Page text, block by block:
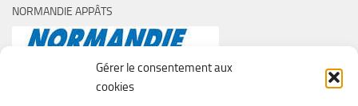
Gérer le consentement aux
cookies
NORMANDIE APPÂTS